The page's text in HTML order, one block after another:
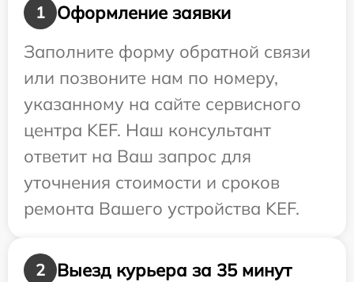
1
Оформление заявки
Заполните форму обратной связи
или позвоните нам по номеру,
указанному на сайте сервисного
центра KEF. Наш консультант
ответит на Ваш запрос для
уточнения стоимости и сроков
ремонта Вашего устройства KEF.
2
Выезд курьера за 35 минут